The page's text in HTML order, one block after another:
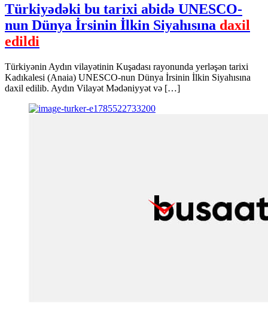
Türkiyədəki bu tarixi abidə UNESCO-
nun Dünya İrsinin İlkin Siyahısına daxil
edildi
Türkiyənin Aydın vilayətinin Kuşadası rayonunda yerləşən tarixi
Kadıkalesi (Anaia) UNESCO-nun Dünya İrsinin İlkin Siyahısına
daxil edilib. Aydın Vilayət Mədəniyyət və […]